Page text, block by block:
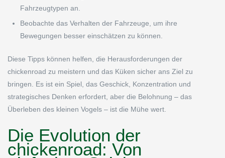
Fahrzeugtypen an.
Beobachte das Verhalten der Fahrzeuge, um ihre
Bewegungen besser einschätzen zu können.
Diese Tipps können helfen, die Herausforderungen der
chickenroad zu meistern und das Küken sicher ans Ziel zu
bringen. Es ist ein Spiel, das Geschick, Konzentration und
strategisches Denken erfordert, aber die Belohnung – das
Überleben des kleinen Vogels – ist die Mühe wert.
Die Evolution der
chickenroad: Von